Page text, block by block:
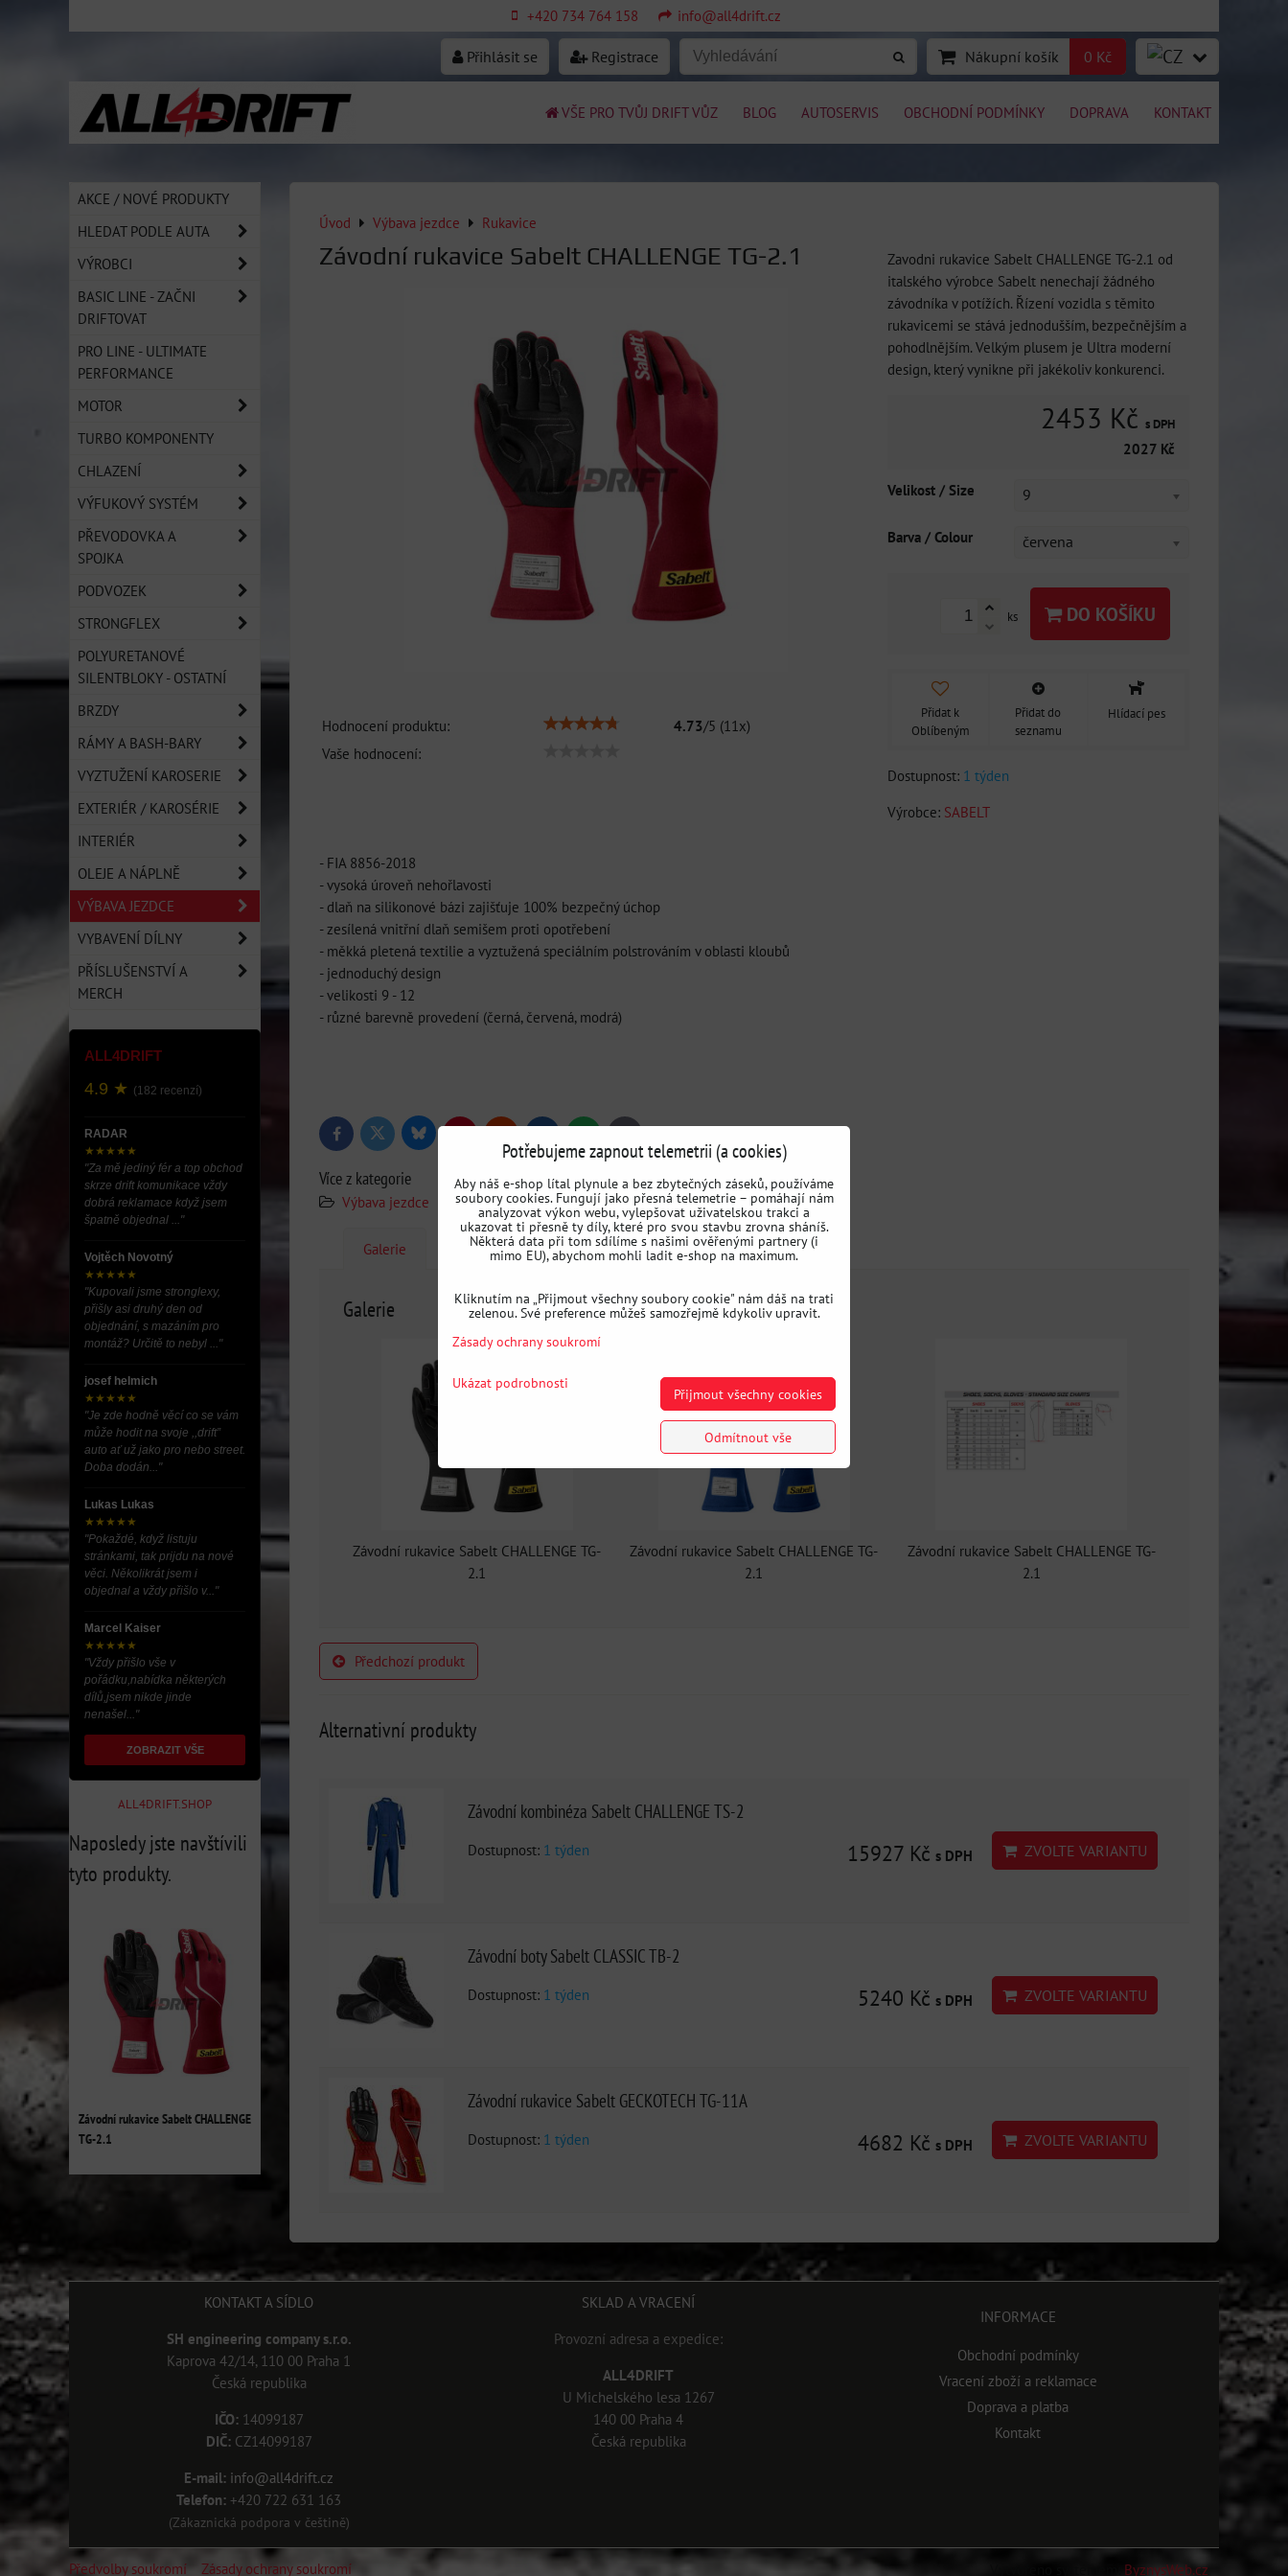
+420 734 764 158 info@all4drift.cz
Přihlásit se Registrace Nákupní košík 0 Kč
VŠE PRO TVŮJ DRIFT VŮZ BLOG AUTOSERVIS OBCHODNÍ PODMÍNKY DOPRAVA KONTAKT
Úvod Výbava jezdce Rukavice
Závodní rukavice Sabelt CHALLENGE TG-2.1
Hodnocení produktu: 4.73/5 (11x)
Vaše hodnocení:
Zavodni rukavice Sabelt CHALLENGE TG-2.1 od
italského výrobce Sabelt nenechají žádného
závodníka v potížích. Řízení vozidla s těmito
rukavicemi se stává jednodušším, bezpečnějším a
pohodlnějším. Velkým plusem je Ultra moderní
design, který vynikne při jakékoliv konkurenci.
2453 Kč s DPH
2027 Kč
Velikost / Size 9
Barva / Colour červena
ks DO KOŠÍKU
Přidat k
Oblíbeným
Přidat do
seznamu
Hlídací pes
Dostupnost: 1 týden
Výrobce: SABELT
- FIA 8856-2018
- vysoká úroveň nehořlavosti
- dlaň na silikonové bázi zajišťuje 100% bezpečný úchop
- zesílená vnitřní dlaň semišem proti opotřebení
- měkká pletená textilie a vyztužená speciálním polstrováním v oblasti kloubů
- jednoduchý design
- velikosti 9 - 12
- různé barevně provedení (černá, červená, modrá)
FacebookTwitter Bluesky
mail
Více z kategorie
Výbava jezdce Rukavice Výrobci SABELT
Galerie
Galerie
Závodní rukavice Sabelt CHALLENGE TG-
2.1
Závodní rukavice Sabelt CHALLENGE TG-
2.1
Závodní rukavice Sabelt CHALLENGE TG-
2.1
Předchozí produkt
Alternativní produkty
Závodní kombinéza Sabelt CHALLENGE TS-2
Dostupnost: 1 týden 15927 Kč s DPH ZVOLTE VARIANTU
Závodní boty Sabelt CLASSIC TB-2
Dostupnost: 1 týden 5240 Kč s DPH ZVOLTE VARIANTU
Závodní rukavice Sabelt GECKOTECH TG-11A
Dostupnost: 1 týden 4682 Kč s DPH ZVOLTE VARIANTU
AKCE / NOVÉ PRODUKTY
HLEDAT PODLE AUTA
VÝROBCI
BASIC LINE - ZAČNI
DRIFTOVAT
PRO LINE - ULTIMATE
PERFORMANCE
MOTOR
TURBO KOMPONENTY
CHLAZENÍ
VÝFUKOVÝ SYSTÉM
PŘEVODOVKA A
SPOJKA
PODVOZEK
STRONGFLEX
POLYURETANOVÉ
SILENTBLOKY - OSTATNÍ
BRZDY
RÁMY A BASH-BARY
VYZTUŽENÍ KAROSERIE
EXTERIÉR / KAROSÉRIE
INTERIÉR
OLEJE A NÁPLNĚ
VÝBAVA JEZDCE
VYBAVENÍ DÍLNY
PŘÍSLUŠENSTVÍ A
MERCH
ALL4DRIFT
4.9 ★ (182 recenzí)
RADAR
★★★★★
"Za mě jediný fér a top obchod
skrze drift komunikace vždy
dobrá reklamace když jsem
špatně objednal ..."
Vojtěch Novotný
★★★★★
"Kupovali jsme stronglexy,
přišly asi druhý den od
objednání, s mazáním pro
montáž? Určitě to nebyl ..."
josef helmich
★★★★★
"Je zde hodně věcí co se vám
může hodit na svoje ,,drift”
auto ať už jako pro nebo street.
Doba dodán..."
Lukas Lukas
★★★★★
"Pokaždé, když listuju
stránkami, tak prijdu na nové
věci. Několikrát jsem i
objednal a vždy přišlo v..."
Marcel Kaiser
★★★★★
"Vždy přišlo vše v
pořádku,nabídka některých
dílů,jsem nikde jinde
nenašel..."
ZOBRAZIT VŠE
ALL4DRIFT.SHOP
Naposledy jste navštívili
tyto produkty.
Závodní rukavice Sabelt CHALLENGE
TG-2.1
KONTAKT A SÍDLO
SH engineering company s.r.o.
Kaprova 42/14, 110 00 Praha 1
Česká republika
IČO:14099187
DIČ:CZ14099187
E-mail: info@all4drift.cz
Telefon: +420 722 631 163
(Zákaznická podpora v češtině)
SKLAD A VRACENÍ
Provozní adresa a expedice:
ALL4DRIFT
U Michelského lesa 1267
140 00 Praha 4
Česká republika
INFORMACE
Obchodní podmínky
Vracení zboží a reklamace
Doprava a platba
Kontakt
Předvolby soukromí Zásady ochrany soukromí ByznysWeb.cz
Potřebujeme zapnout telemetrii (a cookies)
Aby náš e-shop lítal plynule a bez zbytečných záseků, používáme
soubory cookies. Fungují jako přesná telemetrie – pomáhají nám
analyzovat výkon webu, vylepšovat uživatelskou trakci a
ukazovat ti přesně ty díly, které pro svou stavbu zrovna sháníš.
Některá data při tom sdílíme s našimi ověřenými partnery (i
mimo EU), abychom mohli ladit e-shop na maximum.
Kliknutím na „Přijmout všechny soubory cookie" nám dáš na trati
zelenou. Své preference můžeš samozřejmě kdykoliv upravit.
Zásady ochrany soukromí
Ukázat podrobnosti
Přijmout všechny cookies
Odmítnout vše